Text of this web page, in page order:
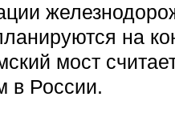
на
мост
в России.